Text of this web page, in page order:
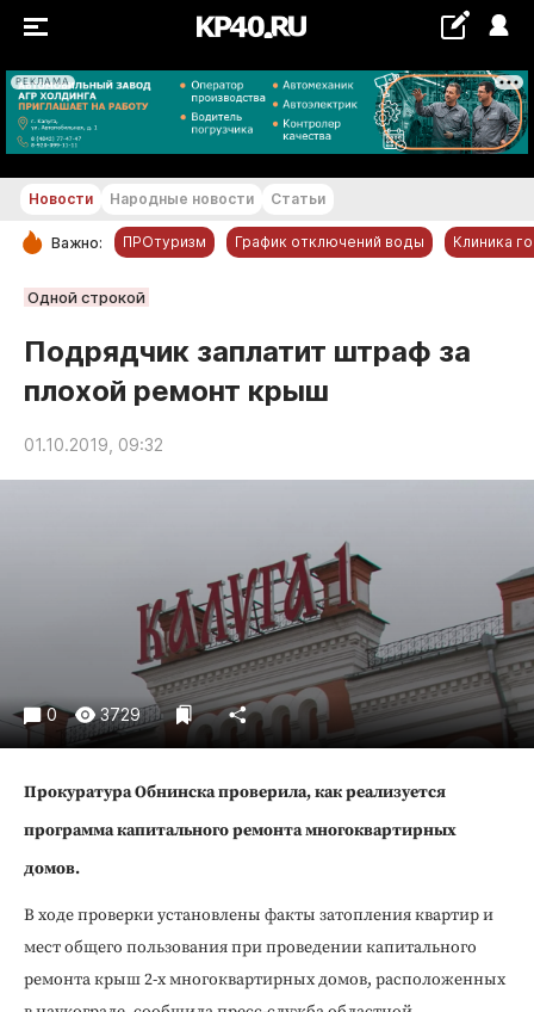
РЕКЛАМА
+29...+30 °С
РУБРИКИ
Новости компаний
Статьи
Народные новости
Авто и транспорт
Недвижимость и ЖКХ
Образование
Общество
Погода
Происшествия
Спорт
Экономика и бизнес
ПРОЕКТЫ
Издания
Новости Народные новости Статьи
Важно: ПРОтуризм График отключений воды Клиника
Одной строкой
Подрядчик заплатит штраф за
плохой ремонт крыш
01.10.2019, 09:32
0 3729
Прокуратура Обнинска проверила, как реализуется
программа капитального ремонта многоквартирных
домов.
В ходе проверки установлены факты затопления квартир и
мест общего пользования при проведении капитального
ремонта крыш 2-х многоквартирных домов, расположенных